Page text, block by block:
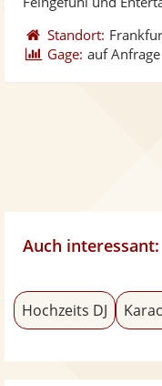
Standort:
Gage: auf Anfrage
Auch interessant:
Hochzeits DJ